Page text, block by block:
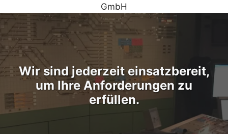
Wir sind jederzeit einsatzbereit,
um Ihre Anforderungen zu
erfüllen.